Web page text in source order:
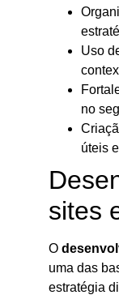
Uso
no
úteis
sites
O
uma das
estratégia